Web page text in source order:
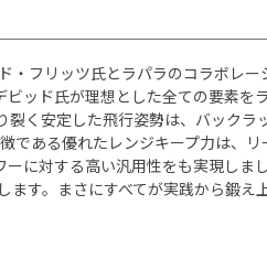
・フリッツ氏とラパラのコラボレ
ッド氏が理想とした全ての要素を
く安定した飛行姿勢は、バックラ
である優れたレンジキープ力は、
に対する高い汎用性をも実現しま
す。まさにすべてが実践から鍛え